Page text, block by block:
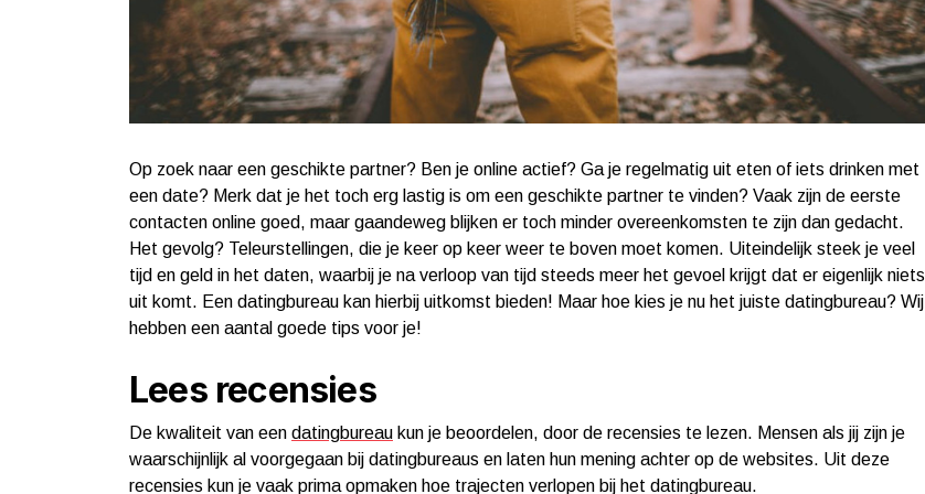
Op zoek naar een geschikte partner? Ben je online actief? Ga je regelmatig uit eten of iets drinken met
een date? Merk dat je het toch erg lastig is om een geschikte partner te vinden? Vaak zijn de eerste
contacten online goed, maar gaandeweg blijken er toch minder overeenkomsten te zijn dan gedacht.
Het gevolg? Teleurstellingen, die je keer op keer weer te boven moet komen. Uiteindelijk steek je veel
tijd en geld in het daten, waarbij je na verloop van tijd steeds meer het gevoel krijgt dat er eigenlijk niets
uit komt. Een datingbureau kan hierbij uitkomst bieden! Maar hoe kies je nu het juiste datingbureau? Wij
hebben een aantal goede tips voor je!
Lees recensies
De kwaliteit van een datingbureau kun je beoordelen, door de recensies te lezen. Mensen als jij zijn je
waarschijnlijk al voorgegaan bij datingbureaus en laten hun mening achter op de websites. Uit deze
recensies kun je vaak prima opmaken hoe trajecten verlopen bij het datingbureau.